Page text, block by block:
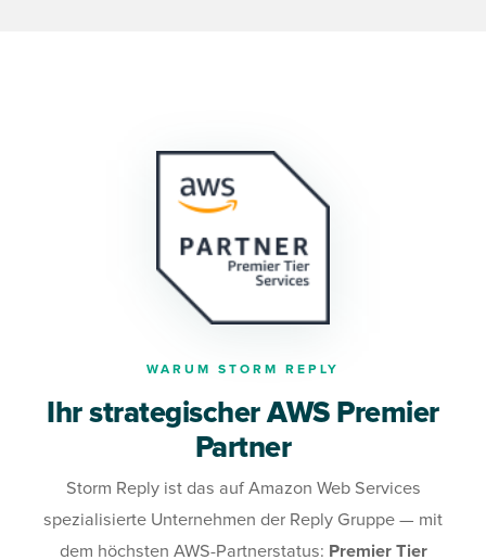
WARUM STORM REPLY
Ihr strategischer AWS Premier
Partner
Storm Reply ist das auf Amazon Web Services
spezialisierte Unternehmen der Reply Gruppe — mit
dem höchsten AWS-Partnerstatus: Premier Tier